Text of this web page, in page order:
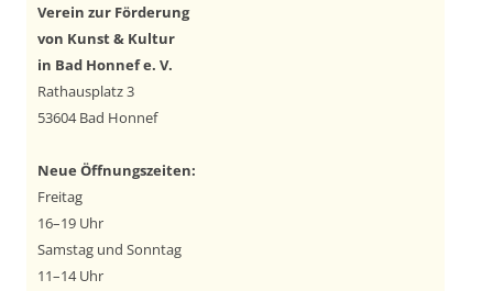
Verein zur Förderung
von Kunst & Kultur
in Bad Honnef e. V.
Rathausplatz 3
53604 Bad Honnef
Neue Öffnungszeiten:
Freitag
16–19 Uhr
Samstag und Sonntag
11–14 Uhr